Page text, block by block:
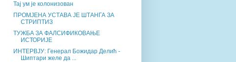
Тај ум је колонизован
ПРОМЈЕНА УСТАВА ЈЕ ШТАНГА ЗА
СТРИПТИЗ
ТУЖБА ЗА ФАЛСИФИКОВАЊЕ
ИСТОРИЈЕ
ИНТЕРВЈУ: Генерал Божидар Делић -
Шиптари желе да ...